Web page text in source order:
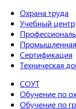
Охрана труда
Учебный центр
Промышленная
Сертификация
Техническая
СОУТ
Обучение по
Обучение по